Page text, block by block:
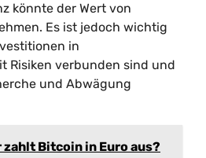
könnte der Wert von
Es ist jedoch wichtig
in
Risiken verbunden sind und
und Abwägung
zahlt Bitcoin in Euro aus?